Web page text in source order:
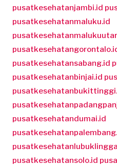
pusatkesehatanjambi.id
pusatkesehatanmaluku.id
pusatkesehatansabang.id
pusatkesehatanbinjai.id
pusatkesehatandumai.id
pusatkesehatansolo.id